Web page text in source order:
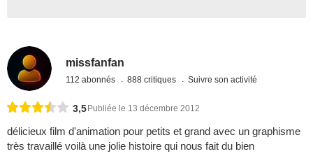
missfanfan
112 abonnés 888 critiques Suivre son activité
3,5 Publiée le 13 décembre 2012
délicieux film d'animation pour petits et grand avec un graphisme
très travaillé voilà une jolie histoire qui nous fait du bien